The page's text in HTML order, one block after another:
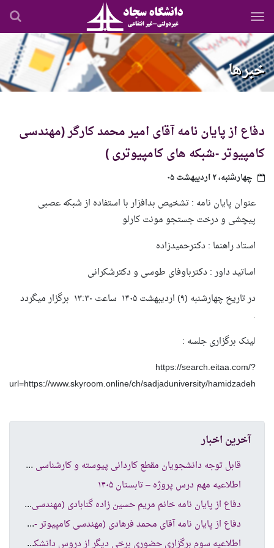
رفتن
محتوای
اصلی
خبرها
دفاع از پایان نامه آقای امیر محمد کارگر (مهندسی
کامپیوتر -شبکه های کامپیوتری )
چهارشنبه، ۲ اردیبهشت ۰۵
عنوان پایان نامه :تشخیص بدافزار با استفاده از شبکه عصبی
پیچشی و درخت جستجو مونت کارلو
استاد راهنما : دکترحمیدزاده
اساتید داور : دکترباوفای طوسی و دکترشکرانی
در تاریخچهارشنبه (۹) اردیبهشت ۱۴۰۵ ساعت ۱۳:۳۰ برگزار میگردد
.
لینک برگزاری جلسه :
https://search.eitaa.com/?
url=https://www.skyroom.online/ch/sadjaduniversity/hamidzadeh
آخرین اخبار
قاب
ل توجه دانشجویان مقطع کاردانی پیوسته و کارشناسی ناپیوسته
اطلاعیه مهم درس پروژه – تابستان ۱۴۰۵
دفا
ع از پایان نامه خانم مریم حسین زاده گنابادی (مهندسی کامپیوتر نرم افزار )
دفا
ع از پایان نامه آقای محمد فرهادی (مهندسی کامپیوتر -شبکه های کامپیوتری )
اطل
اعیه سوم برگزاری حضوری برخی دیگر از دروس دانشکده کامپیوتر و فناوری اطلاعات